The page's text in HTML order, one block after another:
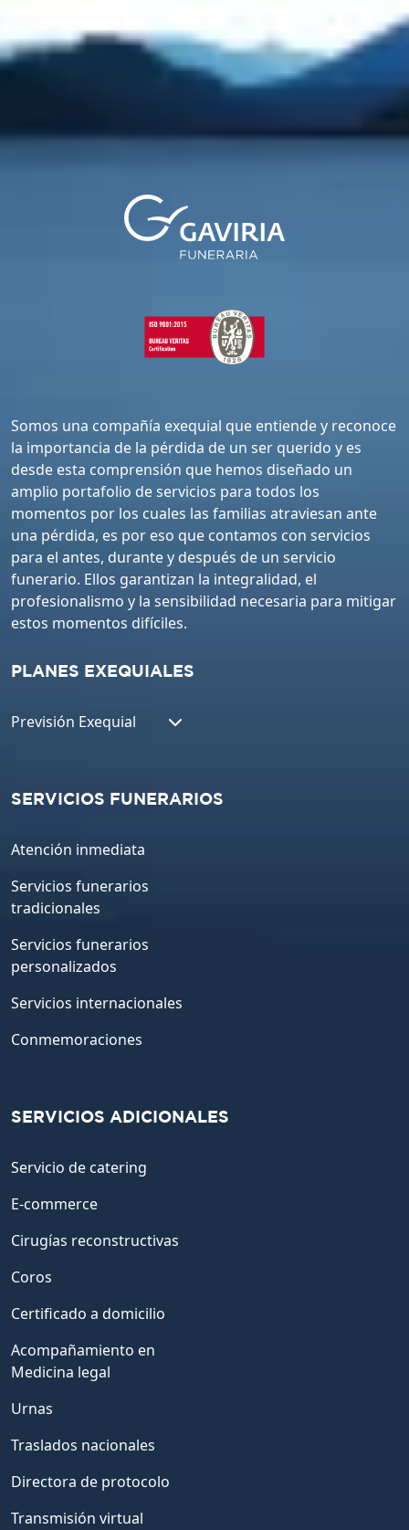
Somos una compañía exequial que entiende y reconoce
la importancia de la pérdida de un ser querido y es
desde esta comprensión que hemos diseñado un
amplio portafolio de servicios para todos los
momentos por los cuales las familias atraviesan ante
una pérdida, es por eso que contamos con servicios
para el antes, durante y después de un servicio
funerario. Ellos garantizan la integralidad, el
profesionalismo y la sensibilidad necesaria para mitigar
estos momentos difíciles.
PLANES EXEQUIALES
Previsión Exequial
SERVICIOS FUNERARIOS
Atención inmediata
Servicios funerarios
tradicionales
Servicios funerarios
personalizados
Servicios internacionales
Conmemoraciones
SERVICIOS ADICIONALES
Servicio de catering
E-commerce
Cirugías reconstructivas
Coros
Certificado a domicilio
Acompañamiento en
Medicina legal
Urnas
Traslados nacionales
Directora de protocolo
Transmisión virtual